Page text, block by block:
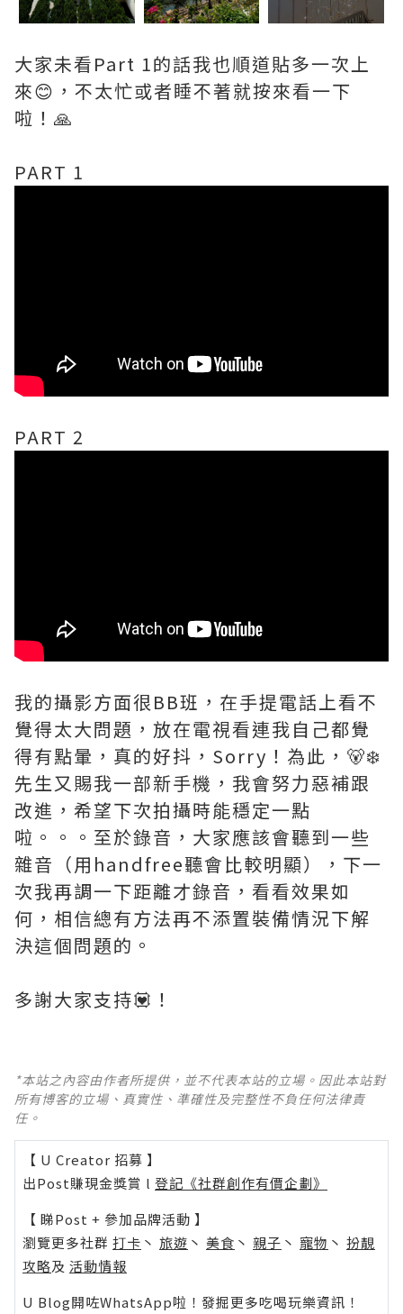
大家未看Part 1的話我也順道貼多一次上
來😊，不太忙或者睡不著就按來看一下
啦！🙏
PART 1
PART 2
我的攝影方面很BB班，在手提電話上看不
覺得太大問題，放在電視看連我自己都覺
得有點暈，真的好抖，Sorry！為此，🐻‍❄️
先生又賜我一部新手機，我會努力惡補跟
改進，希望下次拍攝時能穩定一點
啦。。。至於錄音，大家應該會聽到一些
雜音（用handfree聽會比較明顯），下一
次我再調一下距離才錄音，看看效果如
何，相信總有方法再不添置裝備情況下解
決這個問題的。
多謝大家支持💟！
*本站之內容由作者所提供，並不代表本站的立場。因此本站對
所有博客的立場、真實性、準確性及完整性不負任何法律責
任。
【 U Creator 招募 】
出Post賺現金獎賞 l 登記《社群創作有價企劃》
【 睇Post + 參加品牌活動 】
瀏覽更多社群 打卡 丶 旅遊 丶 美食 丶 親子 丶 寵物 丶 扮靚
攻略及 活動情報
U Blog開咗WhatsApp啦！發掘更多吃喝玩樂資訊！